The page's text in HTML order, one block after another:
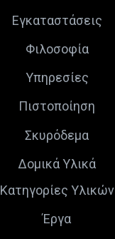
Εγκαταστάσεις
Φιλοσοφία
Υπηρεσίες
Πιστοποίηση
Σκυρόδεμα
Δομικά Υλικά
Κατηγορίες Υλικών
Έργα